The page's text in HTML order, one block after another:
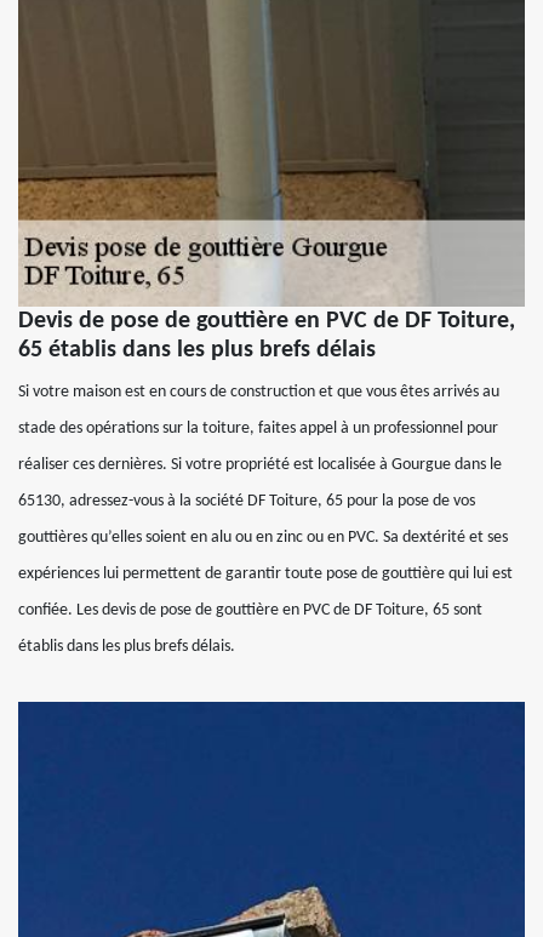
Devis de pose de gouttière en PVC de DF Toiture,
65 établis dans les plus brefs délais
Si votre maison est en cours de construction et que vous êtes arrivés au
stade des opérations sur la toiture, faites appel à un professionnel pour
réaliser ces dernières. Si votre propriété est localisée à Gourgue dans le
65130, adressez-vous à la société DF Toiture, 65 pour la pose de vos
gouttières qu’elles soient en alu ou en zinc ou en PVC. Sa dextérité et ses
expériences lui permettent de garantir toute pose de gouttière qui lui est
confiée. Les devis de pose de gouttière en PVC de DF Toiture, 65 sont
établis dans les plus brefs délais.